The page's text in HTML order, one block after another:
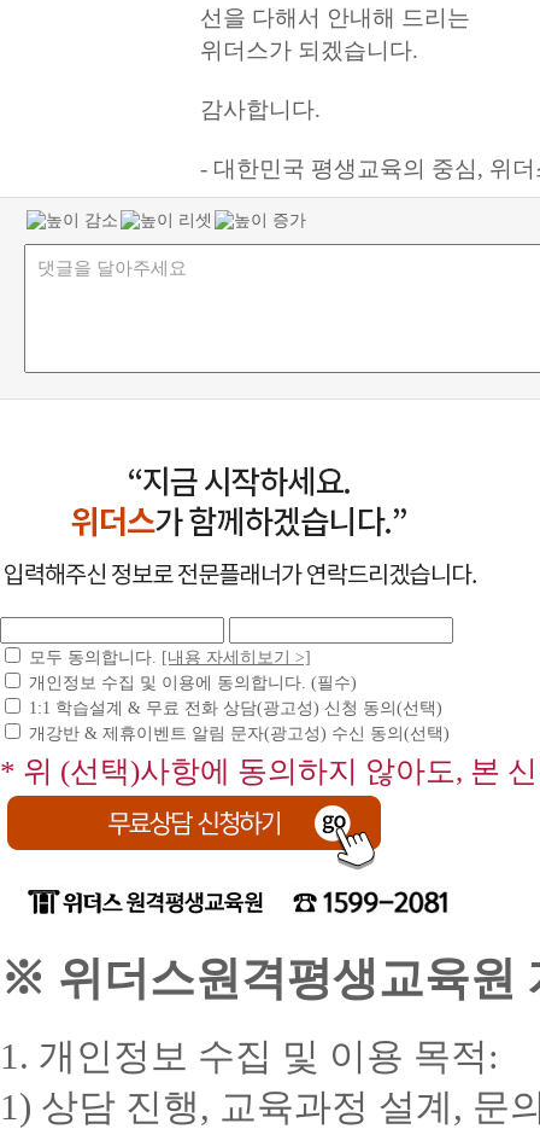
선을 다해서 안내해 드리는
위더스가 되겠습니다.
감사합니다.
- 대한민국 평생교육의 중심, 위
모두 동의합니다.
[내용 자세히보기 >]
개인정보 수집 및 이용에 동의합니다. (필수)
1:1 학습설계 & 무료 전화 상담(광고성) 신청 동의(선택)
개강반 & 제휴이벤트 알림 문자(광고성) 수신 동의(선택)
* 위 (선택)사항에 동의하지 않아도, 본
※ 위더스원격평생교육원
1. 개인정보 수집 및 이용 목적:
1) 상담 진행, 교육과정 설계, 문